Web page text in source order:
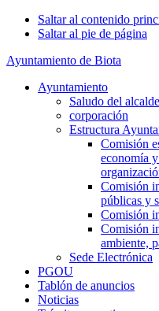
Saltar al contenido
Saltar al pie de página
Ayuntamiento de Biota
Ayuntamiento
Saludo del alcalde
corporación
Estructura
Comisión
economía
Comisión
públicas y
Comisión
Comisión
ambiente,
Sede Electrónica
PGOU
Tablón de anuncios
Noticias